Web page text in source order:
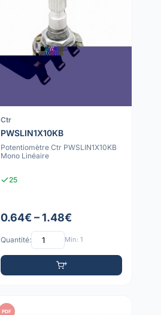
Ctr
PWSLIN1X10KB
Potentiomètre Ctr PWSLIN1X10KB
Mono Linéaire
25
0.64€ – 1.48€
Quantité: Min: 1
PDF